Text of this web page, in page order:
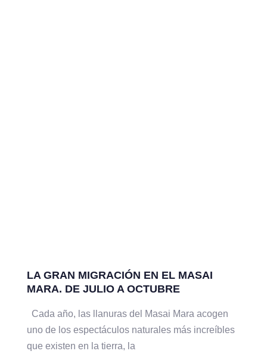
LA GRAN MIGRACIÓN EN EL MASAI
MARA. DE JULIO A OCTUBRE
Cada año, las llanuras del Masai Mara acogen
uno de los espectáculos naturales más increíbles
que existen en la tierra, la